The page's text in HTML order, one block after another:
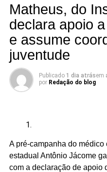
lembrados apenas em
candidatos à Câmara.
A articulação reúne seis
Deputados:
Wesley Mendes (BA)
Mãe Bernadete de
Matheus, do
declara apoio
e assume
juventude
Publicado 1 dia atrásem
por Redação do blog
A pré-campanha do
estadual Antônio Jácome
com a declaração de apoio